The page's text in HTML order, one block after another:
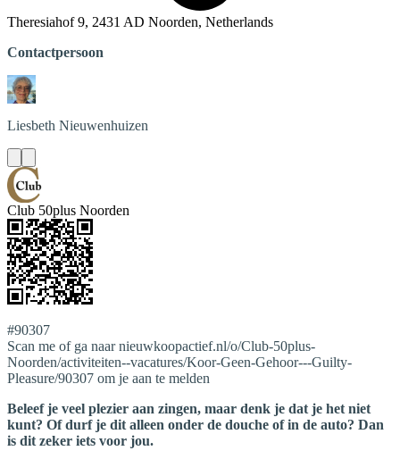
Theresiahof 9, 2431 AD Noorden, Netherlands
Contactpersoon
Liesbeth Nieuwenhuizen
Club 50plus Noorden
#90307
Scan me of ga naar nieuwkoopactief.nl/o/Club-50plus-
Noorden/activiteiten--vacatures/Koor-Geen-Gehoor---Guilty-
Pleasure/90307 om je aan te melden
Beleef je veel plezier aan zingen, maar denk je dat je het niet
kunt? Of durf je dit alleen onder de douche of in de auto? Dan
is dit zeker iets voor jou.